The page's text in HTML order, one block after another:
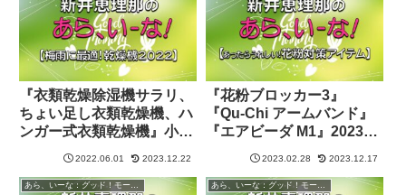
ーニング】
『衣類乾燥除湿機サラリ、
ちょい足し衣類乾燥機、ハ
ンガー式衣類乾燥機』小型
乾燥機を紹介【あらいー
な：グッド！モーニング】
2022.06.01 2023.12.22
『花粉ブロッカー3』
『Qu-Chi アームバンド』
『エアビーダ M1』2023花
粉対策アイテムを紹介【あ
らいーな：グッド！モーニ
ング】
2023.02.28 2023.12.17